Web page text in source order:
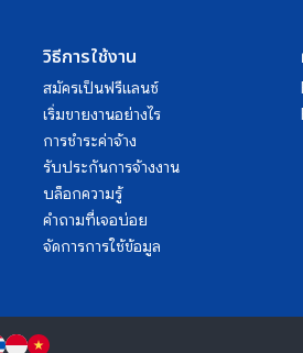
วิธีการใช้งาน
สมัครเป็นฟรีแลนซ์
เริ่มขายงานอย่างไร
การชำระค่าจ้าง
รับประกันการจ้างงาน
บล็อกความรู้
คำถามที่เจอบ่อย
จัดการการใช้ข้อมูล